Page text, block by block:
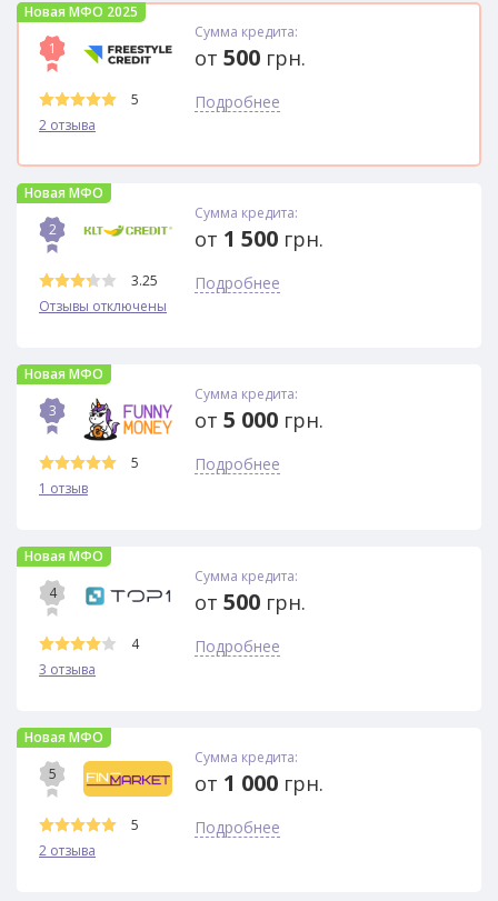
Новая МФО 2025
1
5
2 отзыва
Сумма кредита:
от 500 грн.
Подробнее
Новая МФО
2
3.25
Отзывы отключены
Сумма кредита:
от 1 500 грн.
Подробнее
Новая МФО
3
5
1 отзыв
Сумма кредита:
от 5 000 грн.
Подробнее
Новая МФО
4
4
3 отзыва
Сумма кредита:
от 500 грн.
Подробнее
Новая МФО
5
5
2 отзыва
Сумма кредита:
от 1 000 грн.
Подробнее